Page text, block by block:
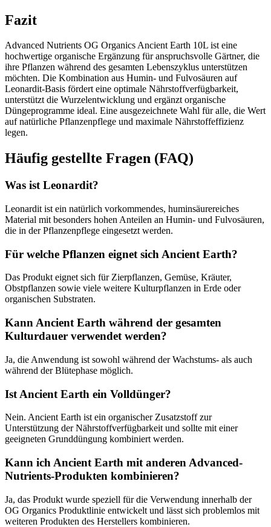
Fazit
Advanced Nutrients OG Organics Ancient Earth 10L ist eine
hochwertige organische Ergänzung für anspruchsvolle Gärtner, die
ihre Pflanzen während des gesamten Lebenszyklus unterstützen
möchten. Die Kombination aus Humin- und Fulvosäuren auf
Leonardit-Basis fördert eine optimale Nährstoffverfügbarkeit,
unterstützt die Wurzelentwicklung und ergänzt organische
Düngeprogramme ideal. Eine ausgezeichnete Wahl für alle, die Wert
auf natürliche Pflanzenpflege und maximale Nährstoffeffizienz
legen.
Häufig gestellte Fragen (FAQ)
Was ist Leonardit?
Leonardit ist ein natürlich vorkommendes, huminsäurereiches
Material mit besonders hohen Anteilen an Humin- und Fulvosäuren,
die in der Pflanzenpflege eingesetzt werden.
Für welche Pflanzen eignet sich Ancient Earth?
Das Produkt eignet sich für Zierpflanzen, Gemüse, Kräuter,
Obstpflanzen sowie viele weitere Kulturpflanzen in Erde oder
organischen Substraten.
Kann Ancient Earth während der gesamten
Kulturdauer verwendet werden?
Ja, die Anwendung ist sowohl während der Wachstums- als auch
während der Blütephase möglich.
Ist Ancient Earth ein Volldünger?
Nein. Ancient Earth ist ein organischer Zusatzstoff zur
Unterstützung der Nährstoffverfügbarkeit und sollte mit einer
geeigneten Grunddüngung kombiniert werden.
Kann ich Ancient Earth mit anderen Advanced-
Nutrients-Produkten kombinieren?
Ja, das Produkt wurde speziell für die Verwendung innerhalb der
OG Organics Produktlinie entwickelt und lässt sich problemlos mit
weiteren Produkten des Herstellers kombinieren.